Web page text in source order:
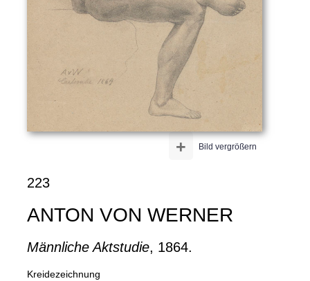
Bild vergrößern
+
223
ANTON VON WERNER
Männliche Aktstudie, 1864.
Kreidezeichnung